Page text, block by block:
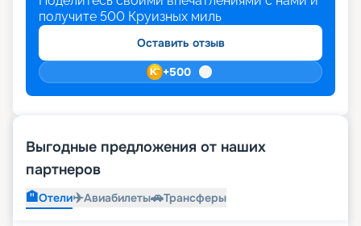
получите 500 Круизных миль
Оставить отзыв
+500
Выгодные предложения от наших
партнеров
🏨Отели✈️Авиабилеты🚗Трансферы